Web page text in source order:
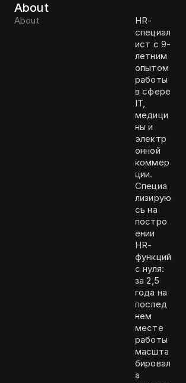
About
About
HR-
специал
ист с 9-
летним
опытом
работы
в сфере
IT,
медици
ны и
электр
онной
коммер
ции.
Специа
лизирую
сь на
постро
ении
HR-
функций
с нуля:
за 2,5
года на
послед
нем
месте
работы
масшта
бировал
а